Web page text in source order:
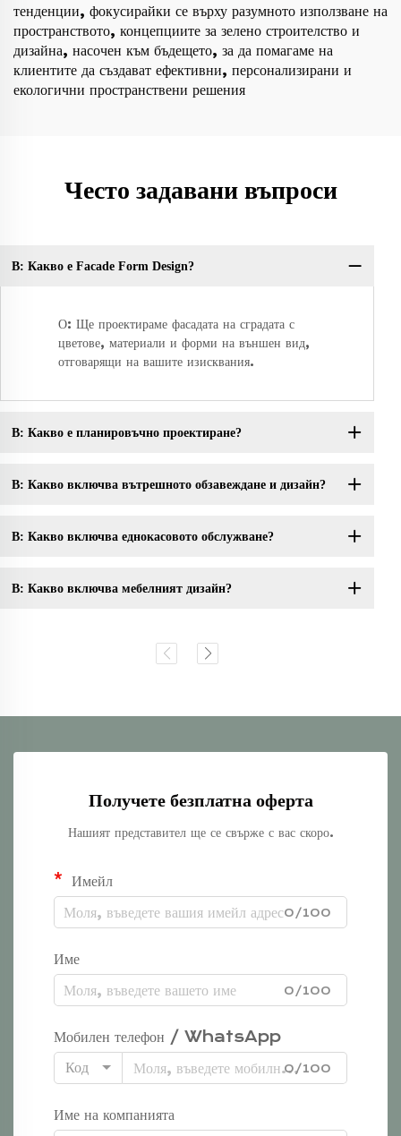
тенденции, фокусирайки се върху разумното използване на
пространството, концепциите за зелено строителство и
дизайна, насочен към бъдещето, за да помагаме на
клиентите да създават ефективни, персонализирани и
екологични пространствени решения
Често задавани въпроси
В: Какво е Facade Form Design?
О: Ще проектираме фасадата на сградата с
цветове, материали и форми на външен вид,
отговарящи на вашите изисквания.
В: Какво е планировъчно проектиране?
В: Какво включва вътрешното обзавеждане и дизайн?
В: Какво включва еднокасовото обслужване?
В: Какво включва мебелният дизайн?
Получете безплатна оферта
Нашият представител ще се свърже с вас скоро.
Имейл
0/100
Име
0/100
Мобилен телефон / WhatsApp
Код
0/100
Име на компанията